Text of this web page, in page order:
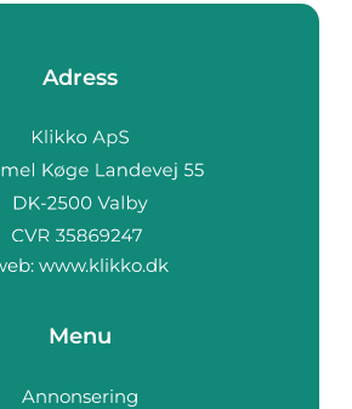
Adress
www.klikko.dk
Menu
Annonsering